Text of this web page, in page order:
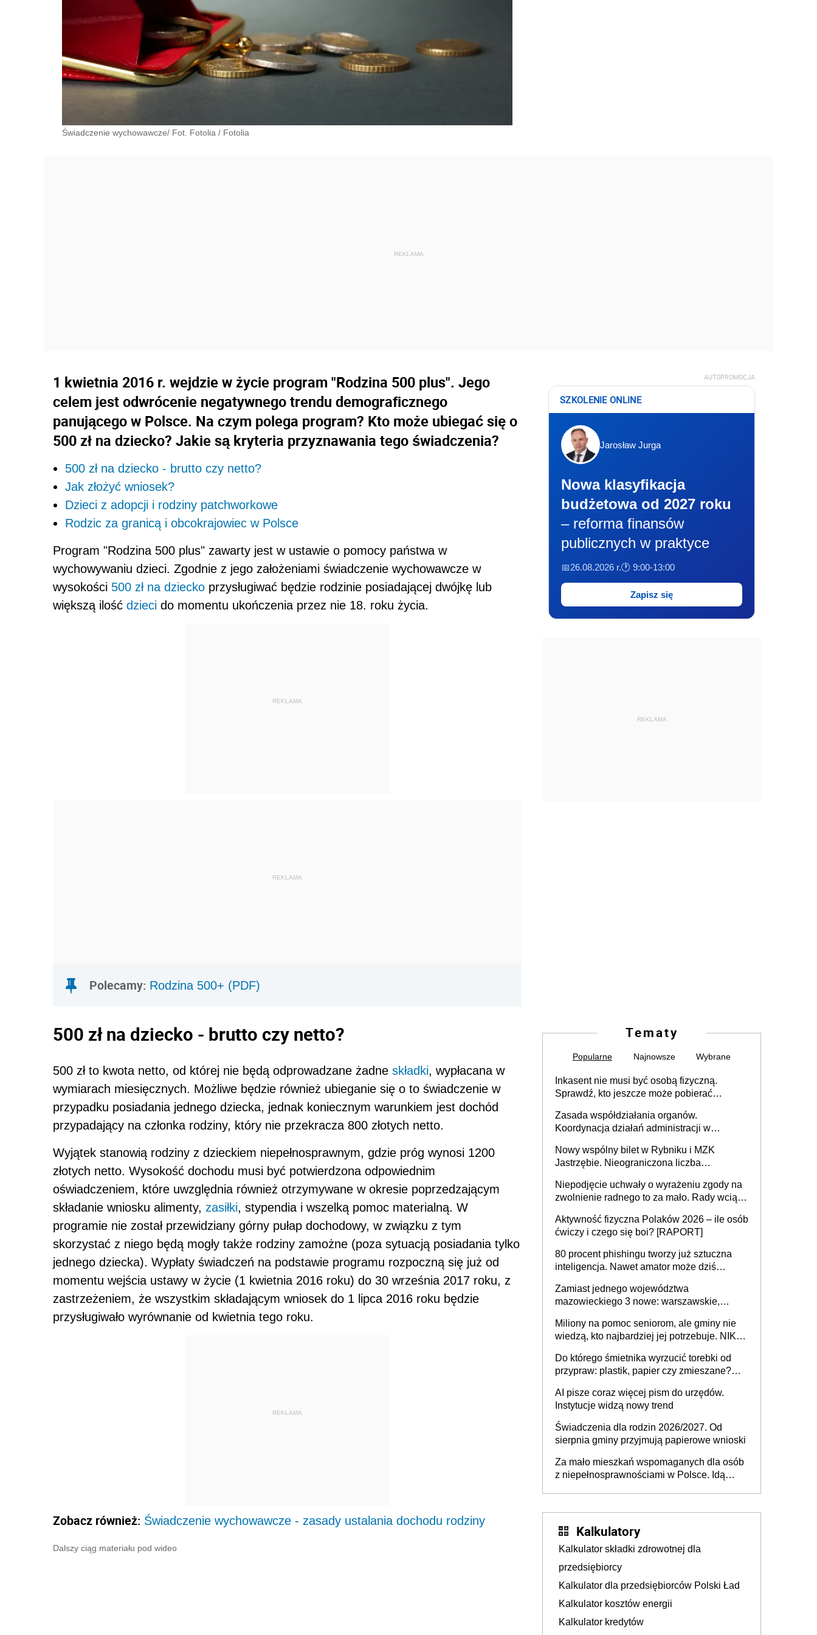
Świadczenie wychowawcze/ Fot. Fotolia / Fotolia
1 kwietnia 2016 r. wejdzie w życie program "Rodzina 500 plus". Jego
celem jest odwrócenie negatywnego trendu demograficznego
panującego w Polsce. Na czym polega program? Kto może ubiegać się o
500 zł na dziecko? Jakie są kryteria przyznawania tego świadczenia?
500 zł na dziecko - brutto czy netto?
Jak złożyć wniosek?
Dzieci z adopcji i rodziny patchworkowe
Rodzic za granicą i obcokrajowiec w Polsce
Program "Rodzina 500 plus" zawarty jest w ustawie o pomocy państwa w
wychowywaniu dzieci. Zgodnie z jego założeniami świadczenie wychowawcze w
wysokości 500 zł na dziecko przysługiwać będzie rodzinie posiadającej dwójkę lub
większą ilość dzieci do momentu ukończenia przez nie 18. roku życia.
REKLAMA
REKLAMA
Polecamy: Rodzina 500+ (PDF)
500 zł na dziecko - brutto czy netto?
500 zł to kwota netto, od której nie będą odprowadzane żadne składki, wypłacana w
wymiarach miesięcznych. Możliwe będzie również ubieganie się o to świadczenie w
przypadku posiadania jednego dziecka, jednak koniecznym warunkiem jest dochód
przypadający na członka rodziny, który nie przekracza 800 złotych netto.
Wyjątek stanowią rodziny z dzieckiem niepełnosprawnym, gdzie próg wynosi 1200
złotych netto. Wysokość dochodu musi być potwierdzona odpowiednim
oświadczeniem, które uwzględnia również otrzymywane w okresie poprzedzającym
składanie wniosku alimenty, zasiłki, stypendia i wszelką pomoc materialną. W
programie nie został przewidziany górny pułap dochodowy, w związku z tym
skorzystać z niego będą mogły także rodziny zamożne (poza sytuacją posiadania tylko
jednego dziecka). Wypłaty świadczeń na podstawie programu rozpoczną się już od
momentu wejścia ustawy w życie (1 kwietnia 2016 roku) do 30 września 2017 roku, z
zastrzeżeniem, że wszystkim składającym wniosek do 1 lipca 2016 roku będzie
przysługiwało wyrównanie od kwietnia tego roku.
REKLAMA
Zobacz również: Świadczenie wychowawcze - zasady ustalania dochodu rodziny
Dalszy ciąg materiału pod wideo
AUTOPROMOCJA
SZKOLENIE ONLINE
Jarosław Jurga
Nowa klasyfikacja
budżetowa od 2027 roku
– reforma finansów
publicznych w praktyce
📅26.08.2026 r.🕐 9:00-13:00
Zapisz się
REKLAMA
Tematy
Popularne Najnowsze Wybrane
Inkasent nie musi być osobą fizyczną.
Sprawdź, kto jeszcze może pobierać
Zasada współdziałania organów.
Koordynacja działań administracji w
Nowy wspólny bilet w Rybniku i MZK
Jastrzębie. Nieograniczona liczba
Niepodjęcie uchwały o wyrażeniu zgody na
zwolnienie radnego to za mało. Rady wciąż
rozstrzygać sprawy
Aktywność fizyczna Polaków 2026 – ile osób
ćwiczy i czego się boi? [RAPORT]
80 procent phishingu tworzy już sztuczna
inteligencja. Nawet amator może dziś
Zamiast jednego województwa
mazowieckiego 3 nowe: warszawskie,
Europie nie ma tak dużych jednostek
stołecznych
Miliony na pomoc seniorom, ale gminy nie
wiedzą, kto najbardziej jej potrzebuje. NIK
Do którego śmietnika wyrzucić torebki od
przypraw: plastik, papier czy zmieszane?
AI pisze coraz więcej pism do urzędów.
Instytucje widzą nowy trend
Świadczenia dla rodzin 2026/2027. Od
sierpnia gminy przyjmują papierowe wnioski
Za mało mieszkań wspomaganych dla osób
z niepełnosprawnościami w Polsce. Idą
Kalkulatory
Kalkulator składki zdrowotnej dla
przedsiębiorcy
Kalkulator dla przedsiębiorców Polski Ład
Kalkulator kosztów energii
Kalkulator kredytów